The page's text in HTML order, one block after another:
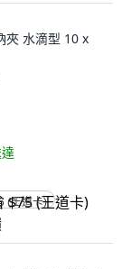
夾 水滴型 10 x
(王道卡)